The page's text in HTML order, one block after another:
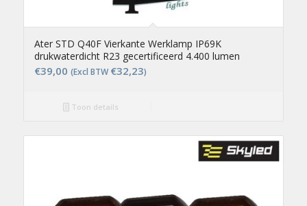
Ater STD Q40F Vierkante Werklamp IP69K
drukwaterdicht R23 gecertificeerd 4.400 lumen
€39,00 (Excl BTW €32,23)
Toon details